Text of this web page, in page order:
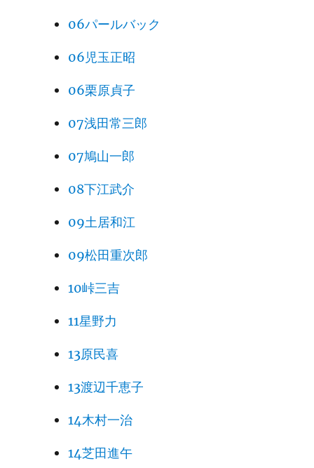
06パールバック
06児玉正昭
06栗原貞子
07浅田常三郎
07鳩山一郎
08下江武介
09土居和江
09松田重次郎
10峠三吉
11星野力
13原民喜
13渡辺千恵子
14木村一治
14芝田進午